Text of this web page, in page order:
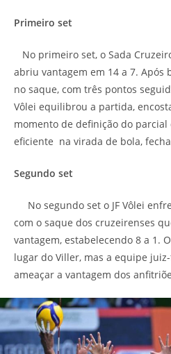
Primeiro set
No primeiro set, o Sada
abriu vantagem em 14 a 7. Após
no saque, com três pontos
Vôlei equilibrou a partida,
momento de definição do parcial
eficiente na virada de bola,
Segundo set
No segundo set o JF Vôlei
com o saque dos cruzeirenses
vantagem, estabelecendo 8 a 1.
lugar do Viller, mas a equipe
ameaçar a vantagem dos